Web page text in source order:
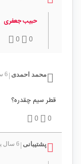
حبیب جعفری
0
0
محمد احمدی 6 سال پیش
قطر سیم چقدره؟
0
0
پشتیبانی 6 سال پیش